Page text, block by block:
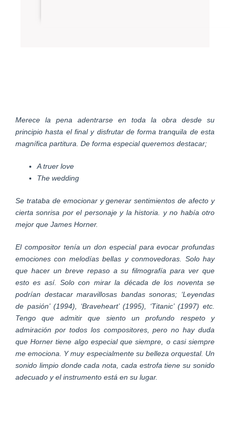
Merece la pena adentrarse en toda la obra desde su
principio hasta el final y disfrutar de forma tranquila de esta
magnífica partitura. De forma especial queremos destacar;
A truer love
The wedding
Se trataba de emocionar y generar sentimientos de afecto y
cierta sonrisa por el personaje y la historia. y no había otro
mejor que James Horner.
El compositor tenía un don especial para evocar profundas
emociones con melodías bellas y conmovedoras. Solo hay
que hacer un breve repaso a su filmografía para ver que
esto es así. Solo con mirar la década de los noventa se
podrían destacar maravillosas bandas sonoras; ‘Leyendas
de pasión’ (1994), ‘Braveheart’ (1995), ‘Titanic’ (1997) etc.
Tengo que admitir que siento un profundo respeto y
admiración por todos los compositores, pero no hay duda
que Horner tiene algo especial que siempre, o casi siempre
me emociona. Y muy especialmente su belleza orquestal. Un
sonido limpio donde cada nota, cada estrofa tiene su sonido
adecuado y el instrumento está en su lugar.